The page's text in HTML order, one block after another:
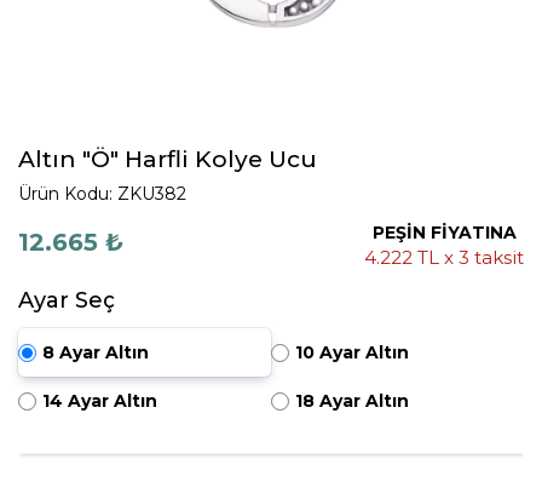
Altın "Ö" Harfli Kolye Ucu
Ürün Kodu: ZKU382
12.665 ₺ PEŞİN FİYATINA
4.222 TL x 3 taksit
Ayar Seç
8 Ayar Altın 10 Ayar Altın
14 Ayar Altın 18 Ayar Altın